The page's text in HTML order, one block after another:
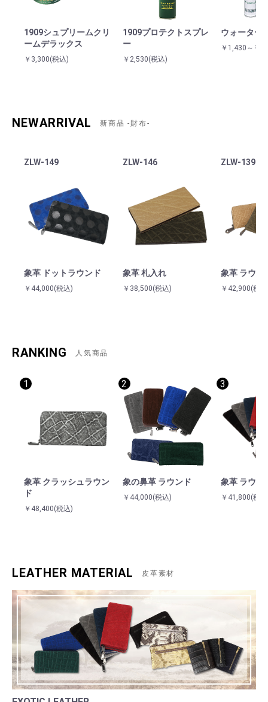
1909シュプリームクリ
ームデラックス
￥3,300(税込)
1909プロテクトスプレ
ー
￥2,530(税込)
ウォーター
￥1,430～￥
NEWARRIVAL 新商品 -財布-
ZLW-149
象革 ドットラウンド
￥44,000(税込)
ZLW-146
象革 札入れ
￥38,500(税込)
ZLW-139
象革 ラウン
￥42,900(税
RANKING 人気商品
1
象革 クラッシュラウン
ド
￥48,400(税込)
2
象の鼻革 ラウンド
￥44,000(税込)
3
象革 ラウン
￥41,800(税
LEATHER MATERIAL 皮革素材